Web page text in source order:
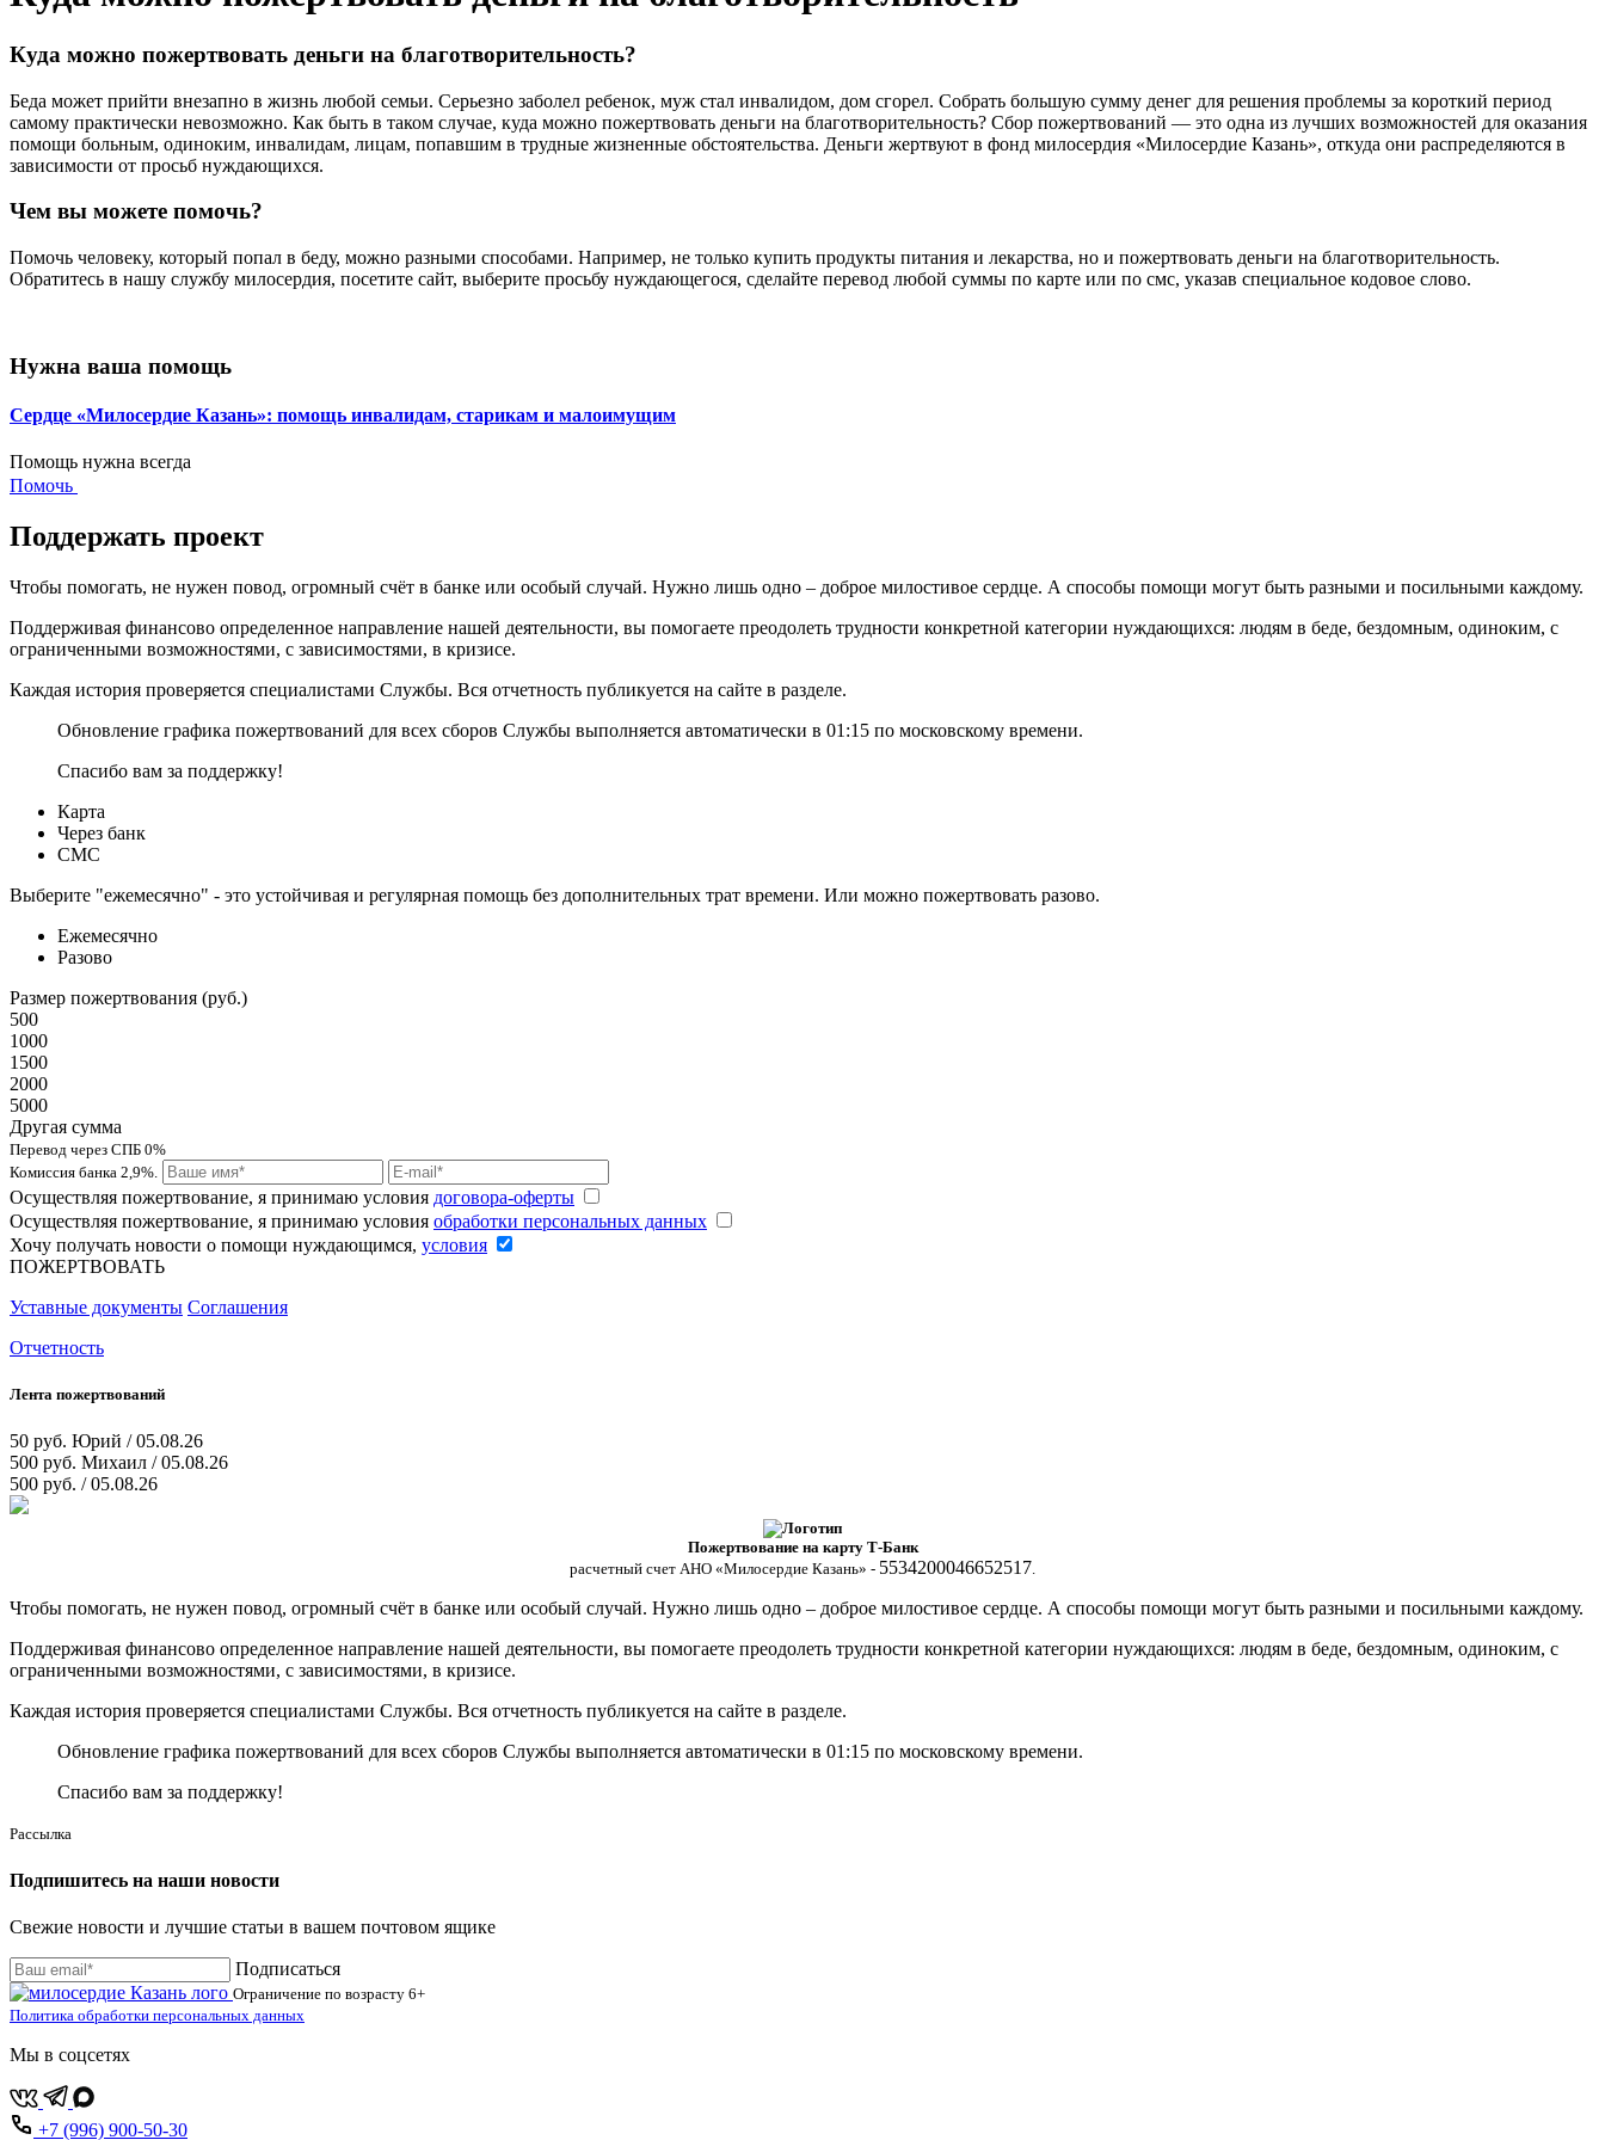
Куда можно пожертвовать деньги на благотворительность?
Беда может прийти внезапно в жизнь любой семьи. Серьезно заболел ребенок, муж стал инвалидом, дом сгорел. Собрать большую сумму денег для решения проблемы за короткий период
самому практически невозможно. Как быть в таком случае, куда можно пожертвовать деньги на благотворительность? Сбор пожертвований — это одна из лучших возможностей для оказания
помощи больным, одиноким, инвалидам, лицам, попавшим в трудные жизненные обстоятельства. Деньги жертвуют в фонд милосердия «Милосердие Казань», откуда они распределяются в
зависимости от просьб нуждающихся.
Чем вы можете помочь?
Помочь человеку, который попал в беду, можно разными способами. Например, не только купить продукты питания и лекарства, но и пожертвовать деньги на благотворительность.
Обратитесь в нашу службу милосердия, посетите сайт, выберите просьбу нуждающегося, сделайте перевод любой суммы по карте или по смс, указав специальное кодовое слово.
Нужна ваша помощь
Сердце «Милосердие Казань»: помощь инвалидам, старикам и малоимущим
Помощь нужна всегда
Помочь
Поддержать проект
Чтобы помогать, не нужен повод, огромный счёт в банке или особый случай. Нужно лишь одно – доброе милостивое сердце. А способы помощи могут быть разными и посильными каждому.
Поддерживая финансово определенное направление нашей деятельности, вы помогаете преодолеть трудности конкретной категории нуждающихся: людям в беде, бездомным, одиноким, с
ограниченными возможностями, с зависимостями, в кризисе.
Каждая история проверяется специалистами Службы. Вся отчетность публикуется на сайте в разделе.
Обновление графика пожертвований для всех сборов Службы выполняется автоматически в 01:15 по московскому времени.
Спасибо вам за поддержку!
Карта
Через банк
СМС
Выберите "ежемесячно" - это устойчивая и регулярная помощь без дополнительных трат времени. Или можно пожертвовать разово.
Ежемесячно
Разово
Размер пожертвования (руб.)
500
1000
1500
2000
5000
Другая сумма
Перевод через СПБ 0%
Комиссия банка 2,9%.
Осуществляя пожертвование, я принимаю условия договора-оферты
Осуществляя пожертвование, я принимаю условия обработки персональных данных
Хочу получать новости о помощи нуждающимся, условия
ПОЖЕРТВОВАТЬ
Уставные документы Соглашения
Отчетность
Лента пожертвований
50 руб. Юрий / 05.08.26
500 руб. Михаил / 05.08.26
500 руб. / 05.08.26
Пожертвование на карту Т-Банк
расчетный счет АНО «Милосердие Казань» - 5534200046652517.
Чтобы помогать, не нужен повод, огромный счёт в банке или особый случай. Нужно лишь одно – доброе милостивое сердце. А способы помощи могут быть разными и посильными каждому.
Поддерживая финансово определенное направление нашей деятельности, вы помогаете преодолеть трудности конкретной категории нуждающихся: людям в беде, бездомным, одиноким, с
ограниченными возможностями, с зависимостями, в кризисе.
Каждая история проверяется специалистами Службы. Вся отчетность публикуется на сайте в разделе.
Обновление графика пожертвований для всех сборов Службы выполняется автоматически в 01:15 по московскому времени.
Спасибо вам за поддержку!
Рассылка
Подпишитесь на наши новости
Свежие новости и лучшие статьи в вашем почтовом ящике
Подписаться
Ограничение по возрасту 6+
Политика обработки персональных данных
Мы в соцсетях
+7 (996) 900-50-30